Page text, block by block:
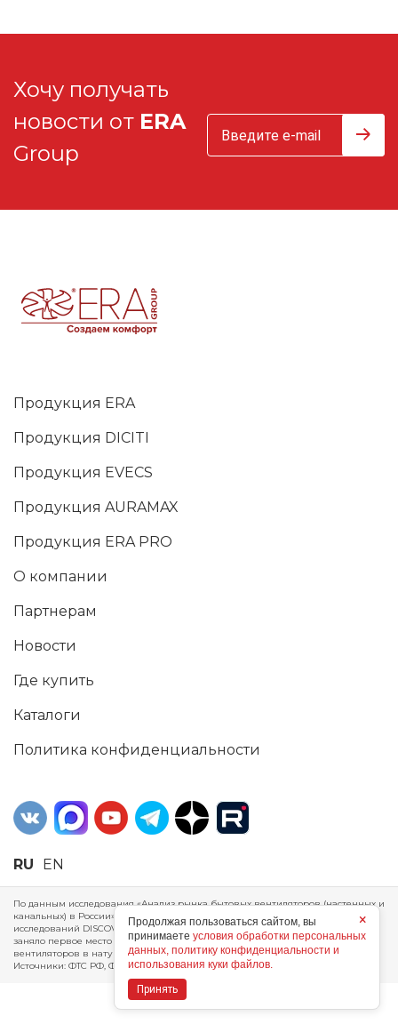
Хочу получать
новости от ERA
Group
Продукция ERA
Продукция DICITI
Продукция EVECS
Продукция AURAMAX
Продукция ERA PRO
О компании
Партнерам
Новости
Где купить
Каталоги
Политика конфиденциальности
RU EN
По данным исследования «Анализ рынка бытовых вентиляторов (настенных и
канальных) в России», проведенного Агентством маркетинговых
исследований DISCOVERY RESEARCH Group, 2025 г. ERA Group (ООО «ЭРА»)
заняло первое место по производству, объему продаж и экспорту бытовых
вентиляторов в натуральном и стоимостном выражении за 2024 год.
Источники: ФТС РФ, ФСГС РФ, исследования DISCOVERY RESEARCH Group.
×
Продолжая пользоваться сайтом, вы
принимаете условия обработки персональных
данных, политику конфиденциальности и
использования куки файлов.
Принять